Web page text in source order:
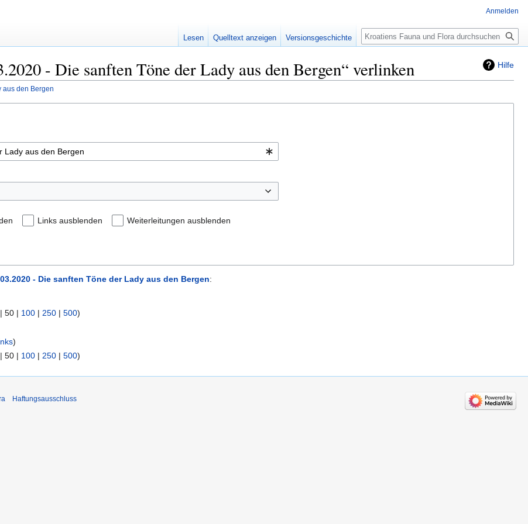
Hilfe
- Die sanften Töne der Lady aus den Bergen“ verlinken
aus den Bergen
Links ausblenden Weiterleitungen ausblenden
- Die sanften Töne der Lady aus den Bergen:
| 50 | 100 | 250 | 500)
)
| 50 | 100 | 250 | 500)
Anmelden
Lesen Quelltext anzeigen Versionsgeschichte Suche
Haftungsausschluss